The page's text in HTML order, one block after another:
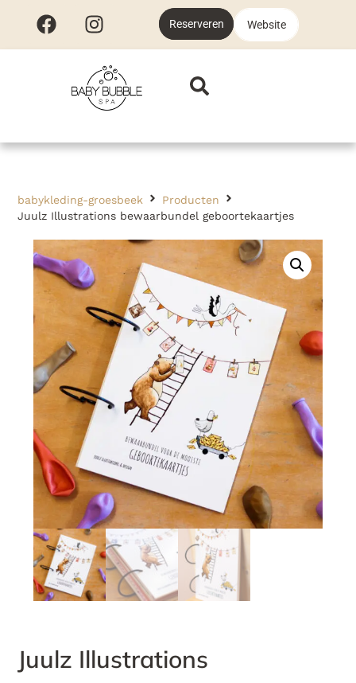
Reserveren Website
babykleding-groesbeek
Producten
Juulz Illustrations bewaarbundel geboortekaartjes
Juulz Illustrations